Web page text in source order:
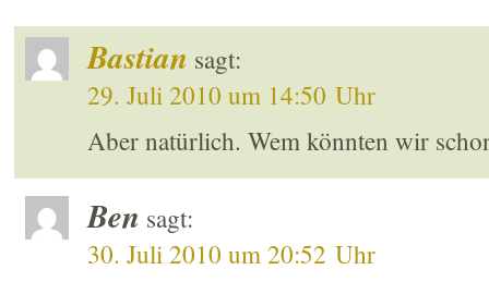
Bastian sagt:
29. Juli 2010 um 14:50 Uhr
Aber natürlich. Wem könnten wir
Ben sagt:
30. Juli 2010 um 20:52 Uhr